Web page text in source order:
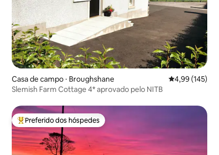
Casa de campo ⋅ Broughshane 4,99 de uma
4,99 (145)
Slemish Farm Cottage 4* aprovado pelo NITB
Entre os melhores preferidos dos hóspedes
Preferido dos hóspedes